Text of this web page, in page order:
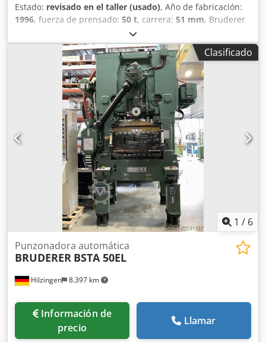
Estado: revisado en el taller (usado), Año de fabricación:
1996, fuerza de prensado: 50 t, carrera: 51 mm, Bruderer
BSTA 50USL, - Mesa de 1100 mm - La máquina está en
proceso de reacondicionamiento, con un nuevo sistema de
control. - El avance puede ser mediante sistema BBV o
servomotor, a elección. ¡Póngase en contacto con nosotros
para recibir una oferta detallada! Dodpfxszlqgie Aphekr
Clasificado
1 / 6
Hilzingen 8.397 km
Punzonadora automática
BRUDERER BSTA 50EL
Información de
precio
Llamar